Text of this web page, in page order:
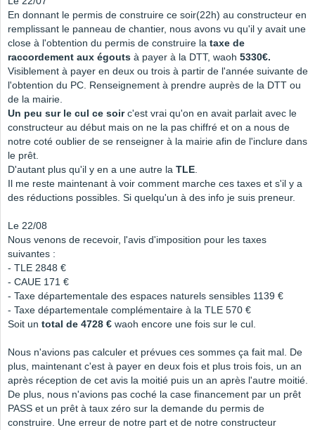
En donnant le permis de construire ce soir(22h) au constructeur en
remplissant le panneau de chantier, nous avons vu qu'il y avait une
close à l'obtention du permis de construire la taxe de
raccordement aux égouts à payer à la DTT, waoh 5330€.
Visiblement à payer en deux ou trois à partir de l'année suivante de
l'obtention du PC. Renseignement à prendre auprès de la DTT ou
de la mairie.
Un peu sur le cul ce soirc'est vrai qu'on en avait parlait avec le
constructeur au début mais on ne la pas chiffré et on a nous de
notre coté oublier de se renseigner à la mairie afin de l'inclure dans
le prêt.
D'autant plus qu'il y en a une autre la TLE.
Il me reste maintenant à voir comment marche ces taxes et s'il y a
des réductions possibles. Si quelqu'un à des info je suis preneur.
Le 22/08
Nous venons de recevoir, l'avis d'imposition pour les taxes
suivantes :
- TLE 2848 €
- CAUE 171 €
- Taxe départementale des espaces naturels sensibles 1139 €
- Taxe départementale complémentaire à la TLE 570 €
Soit un total de 4728 € waoh encore une fois sur le cul.
Nous n'avions pas calculer et prévues ces sommes ça fait mal. De
plus, maintenant c'est à payer en deux fois et plus trois fois, un an
après réception de cet avis la moitié puis un an après l'autre moitié.
De plus, nous n'avions pas coché la case financement par un prêt
PASS et un prêt à taux zéro sur la demande du permis de
construire. Une erreur de notre part et de notre constructeur